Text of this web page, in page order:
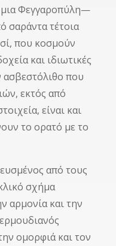
Φεγγαροπύλη—
σαράντα τέτοια
που κοσμούν
και ιδιωτικές
ασβεστόλιθο που
εκτός από
είναι και
το ορατό με το
από τους
σχήμα
αρμονία και την
ομορφιά και τον